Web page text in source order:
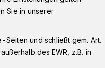
Sie in unserer
Seiten und schließt gem. Art.
des EWR, z.B. in